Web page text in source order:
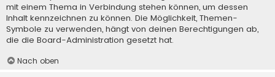
mit einem Thema in Verbindung stehen können, um dessen
Inhalt kennzeichnen zu können. Die Möglichkeit, Themen-
Symbole zu verwenden, hängt von deinen Berechtigungen ab,
die die Board-Administration gesetzt hat.
Nach oben